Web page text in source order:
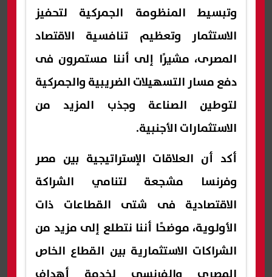
وتبسيط المنظومة الجمركية لتحفيز
الاستثمار وتعظيم تنافسية الاقتصاد
المصرى، مشيرًا إلى أننا مستمرون فى
دفع مسار التسهيلات الضريبية والجمركية
لتوطين الصناعة وجذب المزيد من
الاستثمارات الأجنبية.
أكد أن العلاقات الإستراتيجية بين مصر
وفرنسا مشجعة لتنامي الشراكة
الاقتصادية فى شتى القطاعات ذات
الأولوية، موضحًا أننا نتطلع إلى مزيد من
الشراكات الاستثمارية بين القطاع الخاص